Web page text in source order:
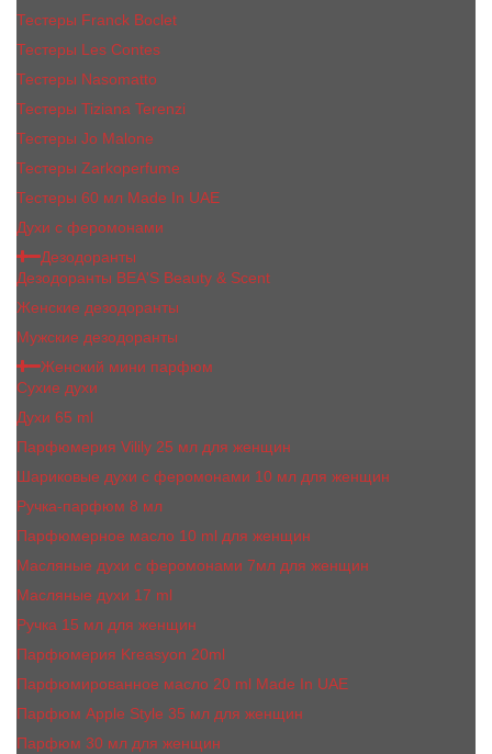
Тестеры Franck Boclet
Тестеры Les Contes
Тестеры Nasomatto
Тестеры Tiziana Terenzi
Тестеры Jо Malоnе
Тестеры Zarkoperfume
Тестеры 60 мл Made In UAE
Духи с феромонами
Дезодоранты
Дезодоранты BEA'S Beauty & Scent
Женские дезодоранты
Мужские дезодоранты
Женский мини парфюм
Сухие духи
Духи 65 ml
Парфюмерия Vilily 25 мл для женщин
Шариковые духи с феромонами 10 мл для женщин
Ручка-парфюм 8 мл
Парфюмерное масло 10 ml для женщин
Масляные духи c феромонами 7мл для женщин
Масляные духи 17 ml
Ручка 15 мл для женщин
Парфюмерия Kreasyon 20ml
Парфюмированное масло 20 ml Made In UAE
Парфюм Apple Style 35 мл для женщин
Парфюм 30 мл для женщин